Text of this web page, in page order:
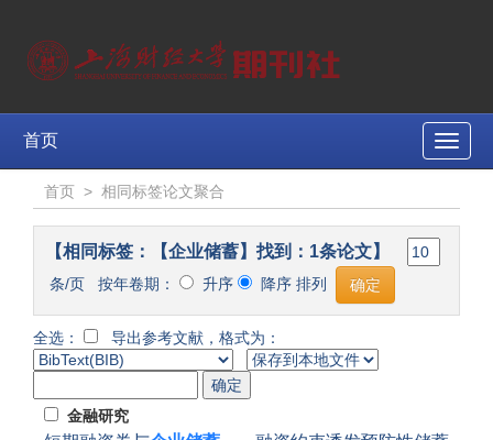
Toggle
首页
首页 > 相同标签论文聚合
【相同标签：【企业储蓄】找到：1条论文】
条/页 按年卷期： 升序 降序 排列
全选： 导出参考文献，格式为：
金融研究